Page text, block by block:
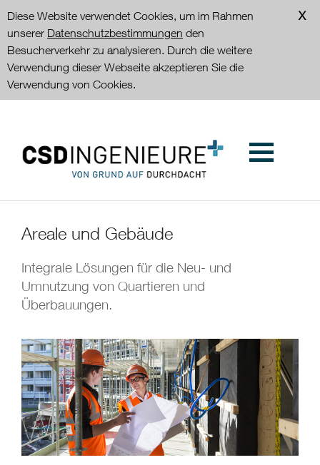
Diese Website verwendet Cookies, um im Rahmen
unserer Datenschutzbestimmungen den
Besucherverkehr zu analysieren. Durch die weitere
Verwendung dieser Webseite akzeptieren Sie die
Verwendung von Cookies.
Areale und Gebäude
Integrale Lösungen für die Neu- und
Umnutzung von Quartieren und
Überbauungen.